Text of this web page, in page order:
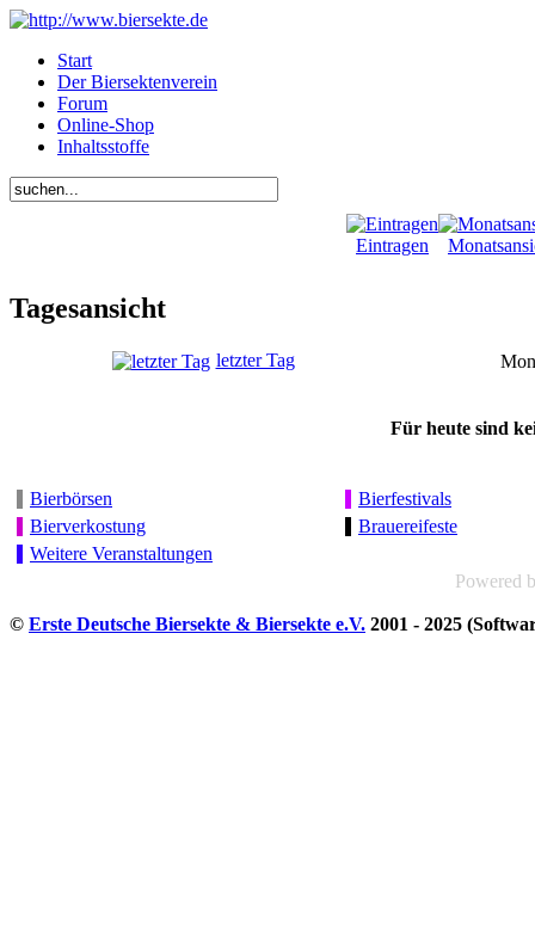
Start
Der Biersektenverein
Forum
Online-Shop
Inhaltsstoffe
Eintragen
Tagesansicht
letzter Tag
Für heute sind
Bierbörsen
Bierfestivals
Bierverkostung
Brauereifeste
Weitere Veranstaltungen
Powered
© Erste Deutsche Biersekte & Biersekte e.V. 2001 - 2025